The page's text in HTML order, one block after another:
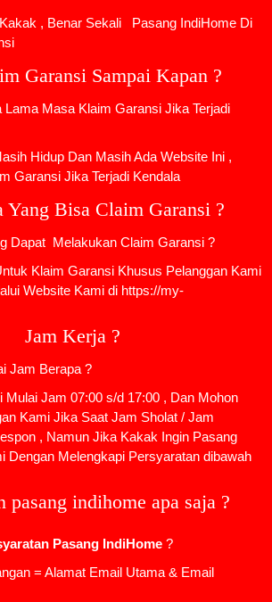
, Benar Sekali
Pasang IndiHome Di
Garansi Sampai Kapan ?
Masa Klaim Garansi Jika Terjadi
Hidup Dan Masih Ada Website Ini ,
Garansi Jika Terjadi Kendala
Yang Bisa Claim Garansi ?
Dapat Melakukan Claim Garansi ?
Klaim Garansi Khusus Pelanggan Kami
Website Kami di https://my-
Jam Kerja ?
Jam Berapa ?
Jam 07:00 s/d 17:00 , Dan Mohon
Kami Jika Saat Jam Sholat / Jam
, Namun Jika Kakak Ingin Pasang
Dengan Melengkapi Persyaratan dibawah
pasang indihome apa saja ?
Pasang IndiHome ?
= Alamat Email Utama & Email